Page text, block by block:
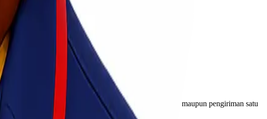
sampai.
tetap efisien dan aman.
dan minim risiko.
Baik untuk kebutuhan bisnis rutin, proyek tertentu, maupun pengiriman satu